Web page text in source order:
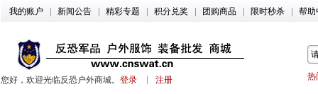
我的账户 新闻公告 精彩专题 积分兑奖 团购商品 限时秒杀 帮助
您好，欢迎光临反恐户外商城。 登录 注册 热